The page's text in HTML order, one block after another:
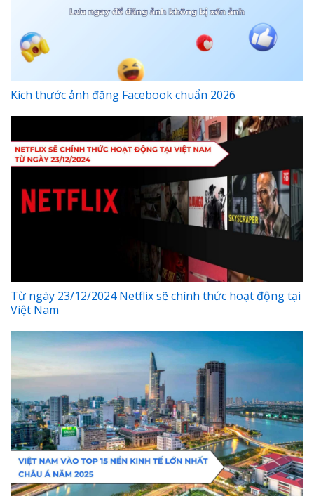
Kích thước ảnh đăng Facebook chuẩn 2026
Từ ngày 23/12/2024 Netflix sẽ chính thức hoạt động tại
Việt Nam